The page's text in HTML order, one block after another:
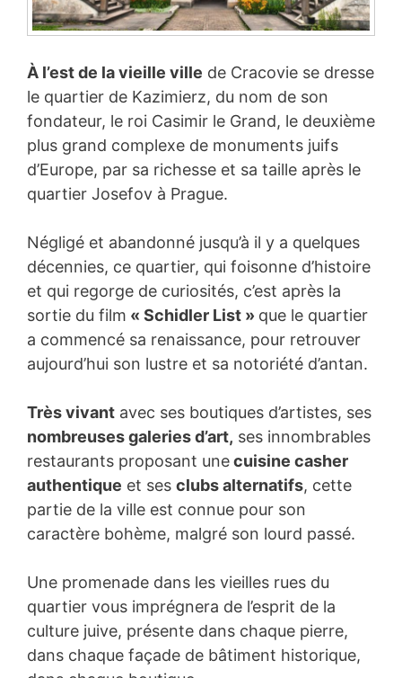
À l’est de la vieille ville de Cracovie se dresse
le quartier de Kazimierz, du nom de son
fondateur, le roi Casimir le Grand, le deuxième
plus grand complexe de monuments juifs
d’Europe, par sa richesse et sa taille après le
quartier Josefov à Prague.
Négligé et abandonné jusqu’à il y a quelques
décennies, ce quartier, qui foisonne d’histoire
et qui regorge de curiosités, c’est après la
sortie du film « Schidler List » que le quartier
a commencé sa renaissance, pour retrouver
aujourd’hui son lustre et sa notoriété d’antan.
Très vivant avec ses boutiques d’artistes, ses
nombreuses galeries d’art, ses innombrables
restaurants proposant unecuisine casher
authentique et ses clubs alternatifs, cette
partie de la ville est connue pour son
caractère bohème, malgré son lourd passé.
Une promenade dans les vieilles rues du
quartier vous imprégnera de l’esprit de la
culture juive, présente dans chaque pierre,
dans chaque façade de bâtiment historique,